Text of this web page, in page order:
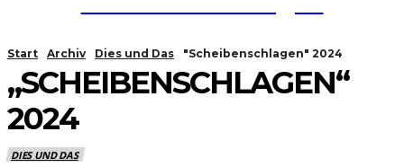
Start Archiv Dies und Das "Scheibenschlagen" 2024
„SCHEIBENSCHLAGEN“
2024
DIES UND DAS